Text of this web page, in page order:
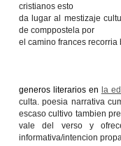
cristianos esto
da lugar al mestizaje
de comppostela por
el camino frances
generos literarios en la
culta. poesia narrativa
escaso cultivo tambien
vale del verso y
informativa/intencion